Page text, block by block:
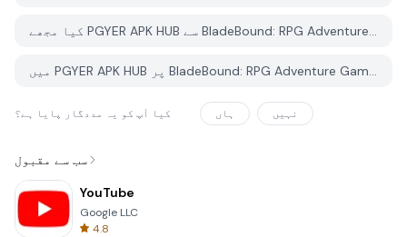
کیا مجھے PGYER APK HUB سے BladeBound: RPG Adventure Game ڈاؤن لوڈ کرنے کے لئے اکاؤنٹ کی ضرورت ہے؟
میں PGYER APK HUB پر BladeBound: RPG Adventure Game کے ساتھ کوئی مسئلہ کیسے رپورٹ کرسکتا ہوں؟
کیا آپ کو یہ مددگار پایا ہے؟ ہاں نہیں
سب سے مقبول
YouTube
Google LLC
4.8